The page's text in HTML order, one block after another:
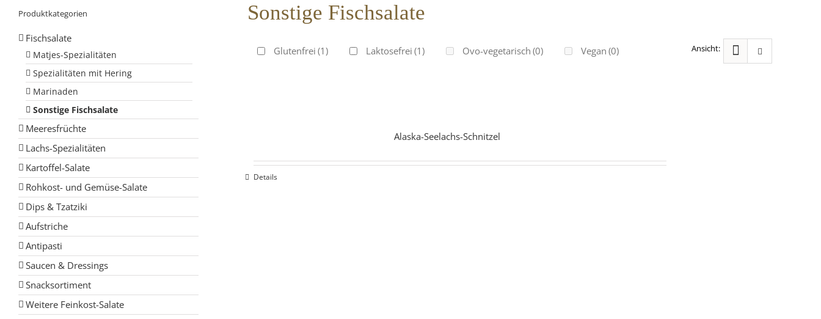
Sonstige Fischsalate
Glutenfrei (1) Laktosefrei (1) Ovo-vegetarisch (0) Vegan (0)
Alaska-Seelachs-Schnitzel
Details
Produktkategorien
Fischsalate
Matjes-Spezialitäten
Spezialitäten mit Hering
Marinaden
Sonstige Fischsalate
Meeresfrüchte
Lachs-Spezialitäten
Kartoffel-Salate
Rohkost- und Gemüse-Salate
Dips & Tzatziki
Aufstriche
Antipasti
Saucen & Dressings
Snacksortiment
Weitere Feinkost-Salate